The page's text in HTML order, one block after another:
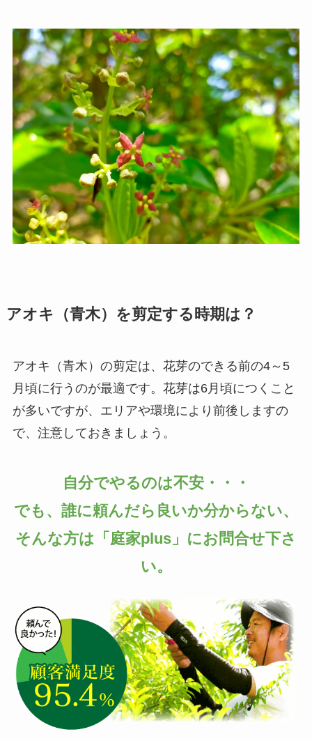
アオキ（青木）を剪定する時期は？
アオキ（青木）の剪定は、花芽のできる前の4～5
月頃に行うのが最適です。花芽は6月頃につくこと
が多いですが、エリアや環境により前後しますの
で、注意しておきましょう。
自分でやるのは不安・・・
でも、誰に頼んだら良いか分からない、
そんな方は「庭家plus」にお問合せ下さ
い。